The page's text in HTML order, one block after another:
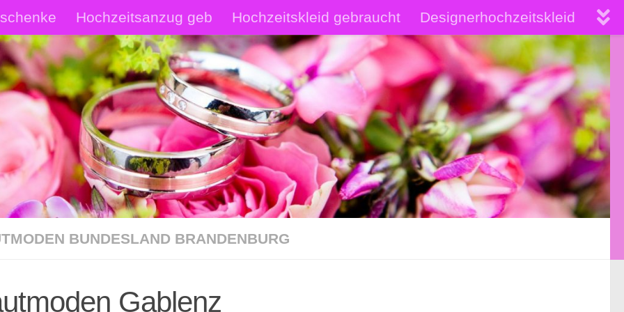
Hochzeitsanzug geb Hochzeitskleid gebraucht Designerhochzeitskleid
Shop Hochzeitsanzüge Shop hochwertige Brautkleider
BUNDESLAND BRANDENBURG
Gablenz